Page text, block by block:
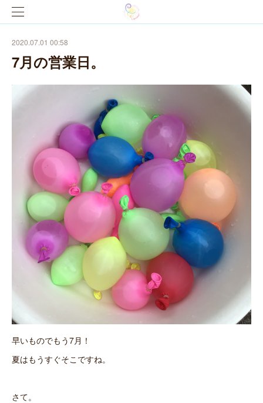
2020.07.01 00:58
7月の営業日。
早いものでもう7月！
夏はもうすぐそこですね。
さて。